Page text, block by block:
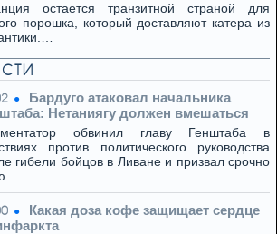
остается транзитной страной для
порошка, который доставляют катера из
Бардуго атаковал начальника
Нетаниягу должен вмешаться
обвинил главу Генштаба в
против политического руководства
гибели бойцов в Ливане и призвал срочно
Какая доза кофе защищает сердце